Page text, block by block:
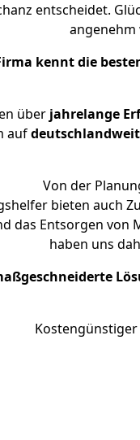
entscheidet.
angenehm
kennt die
über jahrelange
auf
Von der
bieten auch
das Entsorgen von
haben uns